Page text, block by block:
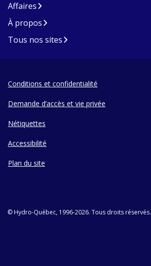
Affaires
À propos
Tous nos sites
Conditions et confidentialité
Demande d’accès et vie privée
Nétiquettes
Accessibilité
Plan du site
© Hydro-Québec, 1996-2026. Tous droits réservés.